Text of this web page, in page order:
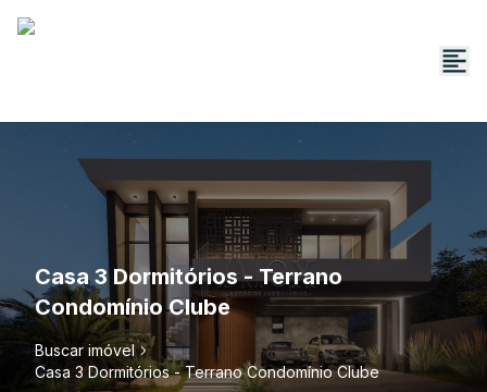
Casa 3 Dormitórios - Terrano
Condomínio Clube
Buscar imóvel
Casa 3 Dormitórios - Terrano Condomínio Clube